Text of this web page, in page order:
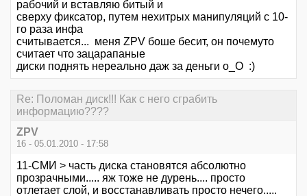
рабочий и вставляю битый и
сверху фиксатор, путем нехитрых манипуляций с 10-
го раза инфа
считывается... меня ZPV боше бесит, он почемуто
считает что зацарапаные
диски поднять нереально даж за деньги о_О :)
Re: Поломан диск!!! Как с него сграбить
информацию????
ZPV
16 - 05.01.2010 - 17:58
11-СМИ > часть диска становятся абсолютно
прозрачными..... яж тоже не дурень.... просто
отлетает слой, и восстанавливать просто нечего.....